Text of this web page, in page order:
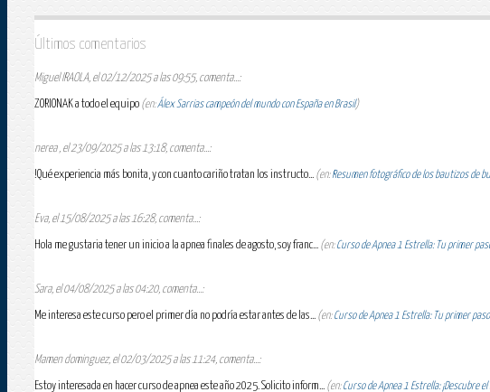
Últimos comentarios
Miguel IRAOLA, el 02/12/2025 a las 09:55, comenta...:
ZORIONAK a todo el equipo (en:Álex Sarrias campeón del mundo con España en Brasil)
nerea , el 23/09/2025 a las 13:18, comenta...:
!Qué experiencia más bonita, y con cuanto cariño tratan los instructo... (en:Resumen fotográfico de los bautizos de
Eva, el 15/08/2025 a las 16:28, comenta...:
Hola me gustaria tener un inicio a la apnea finales de agosto, soy franc... (en:Curso de Apnea 1 Estrella: Tu primer
Sara, el 04/08/2025 a las 04:20, comenta...:
Me interesa este curso pero el primer día no podría estar antes de las... (en:Curso de Apnea 1 Estrella: Tu primer
Mamen dominguez, el 02/03/2025 a las 11:24, comenta...:
Estoy interesada en hacer curso de apnea este año 2025. Solicito inform... (en:Curso de Apnea 1 Estrella: ¡Descubre